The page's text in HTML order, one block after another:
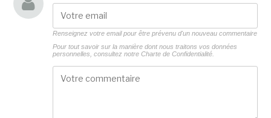
Renseignez votre email pour être prévenu d'un nouveau commentaire
Pour tout savoir sur la manière dont nous traitons vos données
personnelles, consultez notre Charte de Confidentialité.